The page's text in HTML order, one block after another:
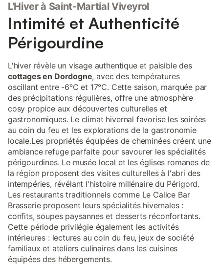
L'Hiver à Saint-Martial Viveyrol
Intimité et Authenticité
Périgourdine
L'hiver révèle un visage authentique et paisible des
cottages en Dordogne, avec des températures
oscillant entre -6°C et 17°C. Cette saison, marquée par
des précipitations régulières, offre une atmosphère
cosy propice aux découvertes culturelles et
gastronomiques. Le climat hivernal favorise les soirées
au coin du feu et les explorations de la gastronomie
locale.Les propriétés équipées de cheminées créent une
ambiance refuge parfaite pour savourer les spécialités
périgourdines. Le musée local et les églises romanes de
la région proposent des visites culturelles à l'abri des
intempéries, révélant l'histoire millénaire du Périgord.
Les restaurants traditionnels comme Le Calice Bar
Brasserie proposent leurs spécialités hivernales :
confits, soupes paysannes et desserts réconfortants.
Cette période privilégie également les activités
intérieures : lectures au coin du feu, jeux de société
familiaux et ateliers culinaires dans les cuisines
équipées des hébergements.